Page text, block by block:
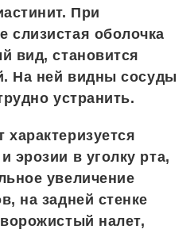
При
слизистая оболочка
вид, становится
На ней видны сосуды
устранить.
эрозии в уголку рта,
увеличение
на задней стенке
налет,